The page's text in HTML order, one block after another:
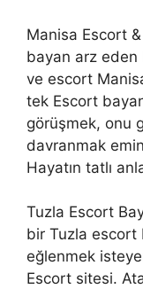
Manisa Escort
bayan arz
ve escort
tek Escort
görüşmek, onu
davranmak
Hayatın tatlı
Tuzla Escort
bir Tuzla escort
eğlenmek
Escort sitesi.